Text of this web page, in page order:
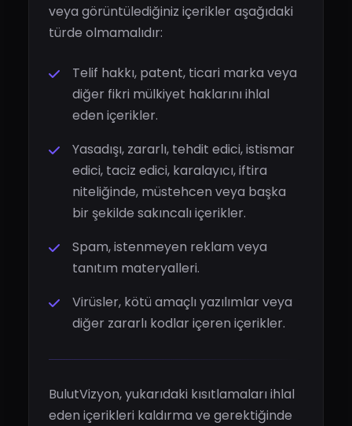
veya görüntülediğiniz içerikler aşağıdaki
türde olmamalıdır:
Telif hakkı, patent, ticari marka veya
diğer fikri mülkiyet haklarını ihlal
eden içerikler.
Yasadışı, zararlı, tehdit edici, istismar
edici, taciz edici, karalayıcı, iftira
niteliğinde, müstehcen veya başka
bir şekilde sakıncalı içerikler.
Spam, istenmeyen reklam veya
tanıtım materyalleri.
Virüsler, kötü amaçlı yazılımlar veya
diğer zararlı kodlar içeren içerikler.
BulutVizyon, yukarıdaki kısıtlamaları ihlal
eden içerikleri kaldırma ve gerektiğinde